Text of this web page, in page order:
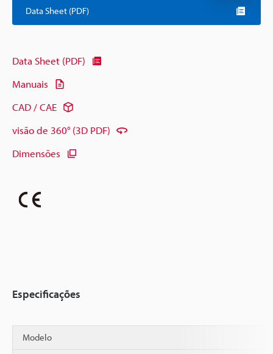
Data Sheet (PDF)
Data Sheet (PDF)
Manuais
CAD / CAE
visão de 360° (3D PDF)
Dimensões
Especificações
Modelo